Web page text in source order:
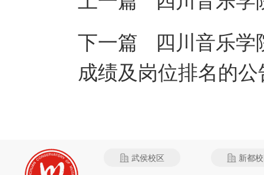
下一篇 四川音乐
成绩及岗位排名的公
武侯校区 新都